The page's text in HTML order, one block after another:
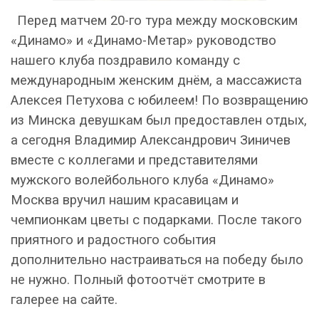
Перед матчем 20-го тура между московским
«Динамо» и «Динамо-Метар» руководство
нашего клуба поздравило команду с
международным женским днём, а массажиста
Алексея Петухова с юбилеем! По возвращению
из Минска девушкам был предоставлен отдых,
а сегодня Владимир Александрович Зиничев
вместе с коллегами и представителями
мужского волейбольного клуба «Динамо»
Москва вручил нашим красавицам и
чемпионкам цветы с подарками. После такого
приятного и радостного события
дополнительно настраиваться на победу было
не нужно. Полный фотоотчёт смотрите в
галерее на сайте.